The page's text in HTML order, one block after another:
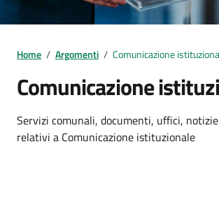
Home / Argomenti / Comunicazione
Comunicazione
Dettagli
Servizi comunali, documenti, uffici,
relativi a Comunicazione istituzionale